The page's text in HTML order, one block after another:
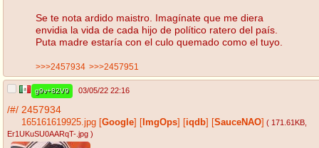
Se te nota ardido maistro. Imagínate que me diera
envidia la vida de cada hijo de político ratero del país.
Puta madre estaría con el culo quemado como el tuyo.
>>>2457934 >>>2457951
g9v+82V9 03/05/22 22:16
/#/ 2457934
165161619925.jpg Google ImgOps iqdb SauceNAO ( 171.61KB
Er1UKuSU0AARqT-.jpg )